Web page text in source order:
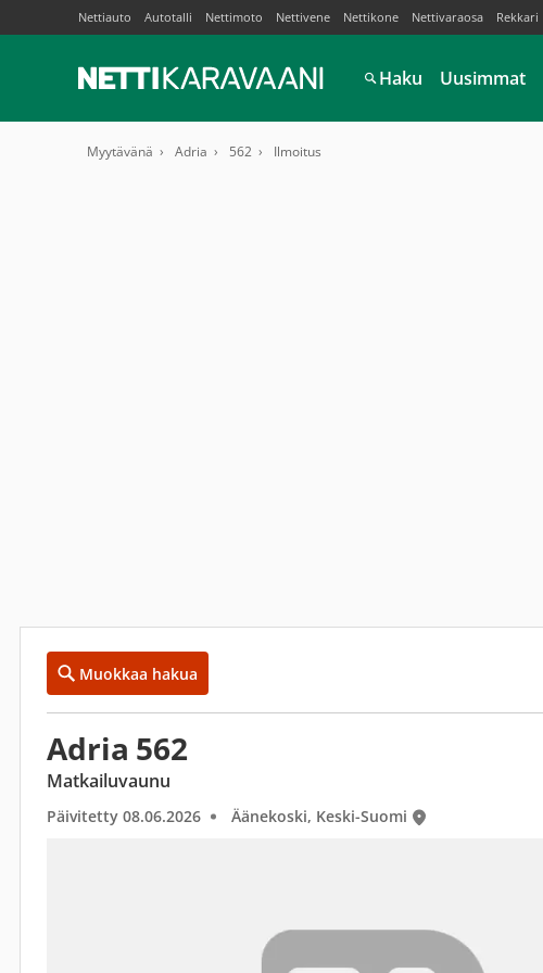
Nettiauto Autotalli Nettimoto Nettivene Nettikone Nettivaraosa Rekkari
Haku Uusimmat
Myytävänä Adria 562 Ilmoitus
Muokkaa hakua
Adria 562
Matkailuvaunu
Päivitetty 08.06.2026 Äänekoski, Keski-Suomi